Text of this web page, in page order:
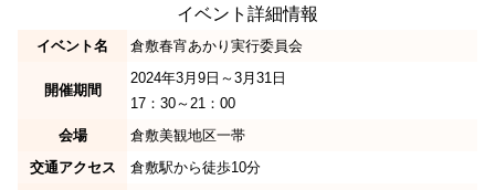
イベント詳細情報
イベント名 倉敷春宵あかり実行委員会
開催期間
2024年3月9日～3月31日
17：30～21：00
会場
倉敷美観地区一帯
交通アクセス
倉敷駅から徒歩10分